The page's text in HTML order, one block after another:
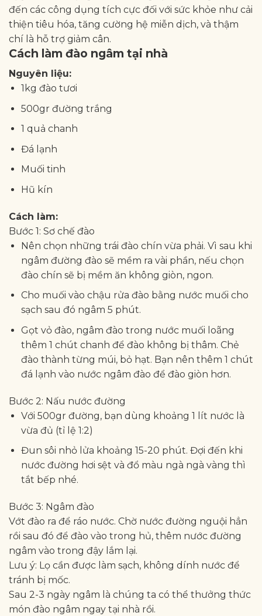
đến các công dụng tích cực đối với sức khỏe như cải
thiện tiêu hóa, tăng cường hệ miễn dịch, và thậm
chí là hỗ trợ giảm cân.
Cách làm đào ngâm tại nhà
Nguyên liệu:
1kg đào tươi
500gr đường trắng
1 quả chanh
Đá lạnh
Muối tinh
Hũ kín
Cách làm:
Bước 1: Sơ chế đào
Nên chọn những trái đào chín vừa phải. Vì sau khi
ngâm đường đào sẽ mềm ra vài phần, nếu chọn
đào chín sẽ bị mềm ăn không giòn, ngon.
Cho muối vào chậu rửa đào bằng nước muối cho
sạch sau đó ngâm 5 phút.
Gọt vỏ đào, ngâm đào trong nước muối loãng
thêm 1 chút chanh để đào không bị thâm. Chẻ
đào thành từng múi, bỏ hạt. Bạn nên thêm 1 chút
đá lạnh vào nước ngâm đào để đào giòn hơn.
Bước 2: Nấu nước đường
Với 500gr đường, bạn dùng khoảng 1 lít nước là
vừa đủ (tỉ lệ 1:2)
Đun sôi nhỏ lửa khoảng 15-20 phút. Đợi đến khi
nước đường hơi sệt và đổ màu ngà ngà vàng thì
tắt bếp nhé.
Bước 3: Ngâm đào
Vớt đào ra để ráo nước. Chờ nước đường nguội hẳn
rồi sau đó để đào vào trong hủ, thêm nước đường
ngâm vào trong đậy lắm lại.
Lưu ý: Lọ cần được làm sạch, không dính nước để
tránh bị mốc.
Sau 2-3 ngày ngâm là chúng ta có thể thưởng thức
món đào ngâm ngay tại nhà rồi.